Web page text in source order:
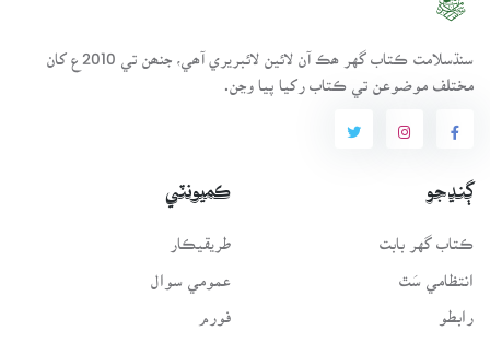
سنڌسلامت ڪتاب گهر ھڪ آن لائين لائبريري آھي، جنھن تي 2010ع کان
مختلف موضوعن تي ڪتاب رکيا پيا وڃن.
ڳنڍجو
ڪتاب گهر بابت
انتظامي سَٿ
رابطو
ڪميونٽي
طريقيڪار
عمومي سوال
فورم